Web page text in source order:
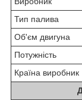
Тип палива
Об'єм двигуна
Потужність
Країна виробник